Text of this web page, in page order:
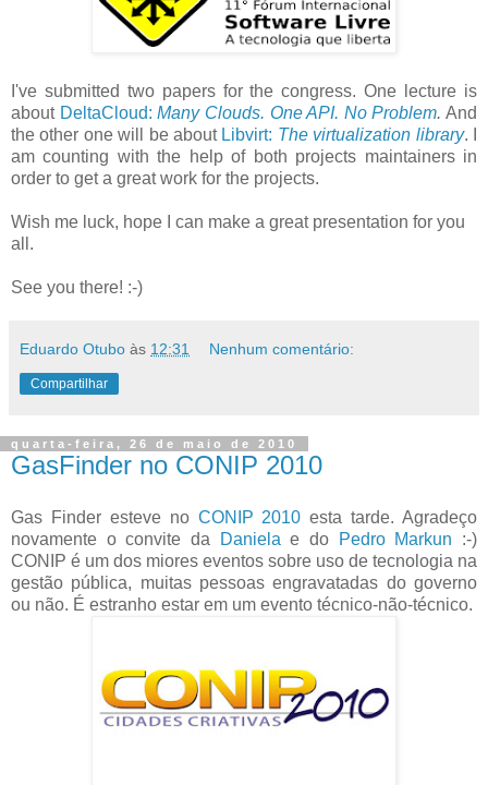
I've submitted two papers for the congress. One lecture is
about DeltaCloud:Many Clouds. One API. No Problem. And
the other one will be about Libvirt: The virtualization library. I
am counting with the help of both projects maintainers in
order to get a great work for the projects.
Wish me luck, hope I can make a great presentation for you
all.
See you there! :-)
Eduardo Otubo às 12:31 Nenhum comentário:
Compartilhar
quarta-feira, 26 de maio de 2010
GasFinder no CONIP 2010
Gas Finder esteve no CONIP 2010 esta tarde. Agradeço
novamente o convite da
Daniela e do Pedro Markun :-)
CONIP é um dos miores eventos sobre uso de tecnologia na
gestão pública, muitas pessoas engravatadas do governo
ou não. É estranho estar em um evento técnico-não-técnico.